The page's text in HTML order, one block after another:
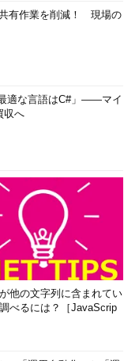
有作業を削減！ 現場の
適な言語はC#」――マイ
収へ
他の文字列に含まれてい
べるには？［JavaScrip